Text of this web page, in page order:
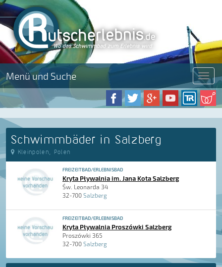
Menü und Suche Menü
Schwimmbäder in Salzberg
Kleinpolen, Polen
FREIZEITBAD/ERLEBNISBAD
Kryta Pływalnia im. Jana Kota Salzberg
Św. Leonarda 34
32-700 Salzberg
FREIZEITBAD/ERLEBNISBAD
Kryta Pływalnia Proszówki Salzberg
Proszówki 365
32-700 Salzberg